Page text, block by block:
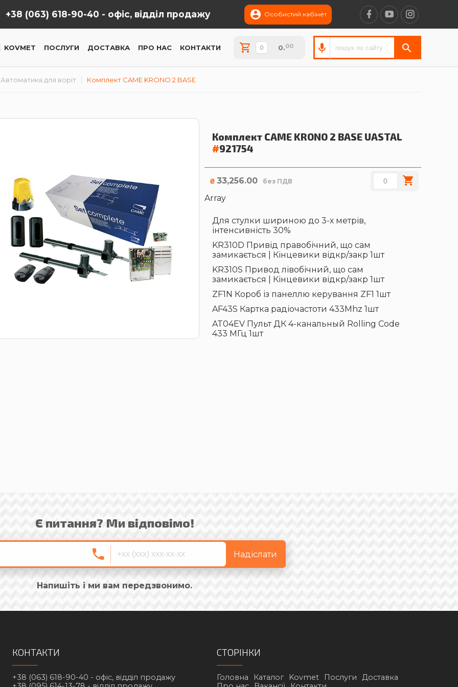
+38 (063) 618-90-40 - офіс, відділ продажу Особистий кабінет
KOVMET ПОСЛУГИ ДОСТАВКА ПРО НАС КОНТАКТИ 0.00
Автоматика для воріт Комплект CAME KRONO 2 BASE
Комплект CAME KRONO 2 BASE UASTAL
#921754
₴ 33,256.00 без ПДВ
Array
Для стулки шириною до 3-х метрів,
інтенсивність 30%
KR310D Привід правобічний, що сам
замикається | Кінцевики відкр/закр 1шт
KR310S Привод лівобічний, що сам
замикається | Кінцевики відкр/закр 1шт
ZF1N Короб із панеллю керування ZF1 1шт
AF43S Картка радіочастоти 433Mhz 1шт
AT04EV Пульт ДК 4-канальный Rolling Code
433 MГц 1шт
Є питання? Ми відповімо!
Надіслати
Напишіть і ми вам передзвонимо.
КОНТАКТИ
+38 (063) 618-90-40 - офіс, відділ продажу
СТОРІНКИ
Головна Каталог Kovmet Послуги
Доставка